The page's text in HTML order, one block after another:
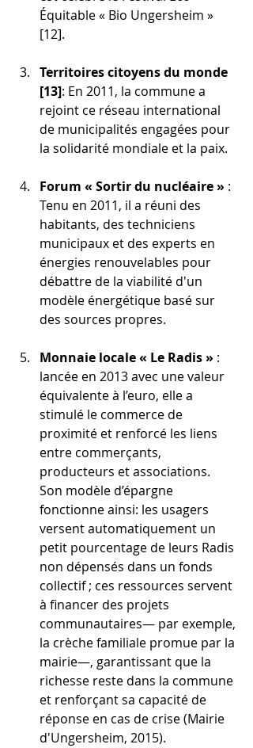
Équitable « Bio Ungersheim »
[12].
Territoires citoyens du monde
[13]: En 2011, la commune a
rejoint ce réseau international
de municipalités engagées pour
la solidarité mondiale et la paix.
Forum « Sortir du nucléaire » :
Tenu en 2011, il a réuni des
habitants, des techniciens
municipaux et des experts en
énergies renouvelables pour
débattre de la viabilité d'un
modèle énergétique basé sur
des sources propres.
Monnaie locale « Le Radis » :
lancée en 2013 avec une valeur
équivalente à l’euro, elle a
stimulé le commerce de
proximité et renforcé les liens
entre commerçants,
producteurs et associations.
Son modèle d’épargne
fonctionne ainsi: les usagers
versent automatiquement un
petit pourcentage de leurs Radis
non dépensés dans un fonds
collectif ; ces ressources servent
à financer des projets
communautaires— par exemple,
la crèche familiale promue par la
mairie—, garantissant que la
richesse reste dans la commune
et renforçant sa capacité de
réponse en cas de crise (Mairie
d'Ungersheim, 2015).